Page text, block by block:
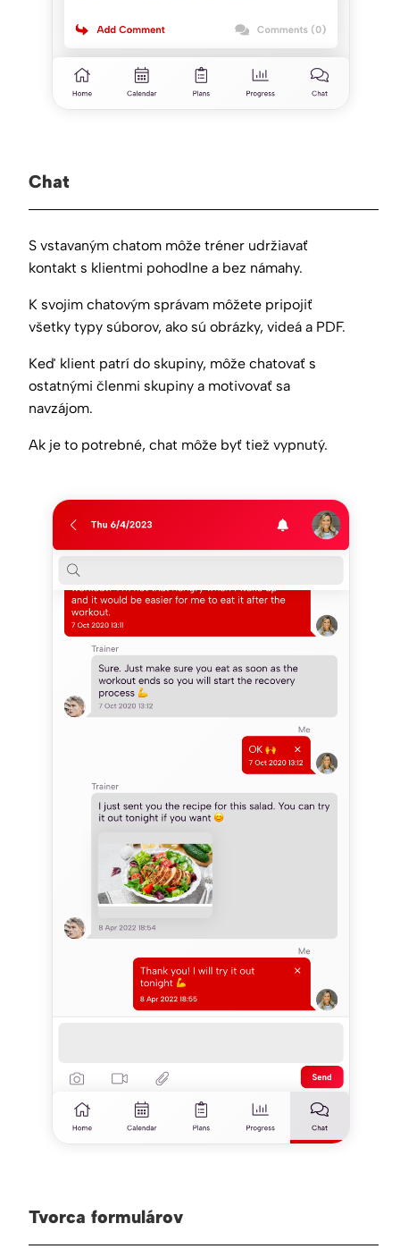
Chat
S vstavaným chatom môže tréner udržiavať
kontakt s klientmi pohodlne a bez námahy.
K svojim chatovým správam môžete pripojiť
všetky typy súborov, ako sú obrázky, videá a PDF.
Keď klient patrí do skupiny, môže chatovať s
ostatnými členmi skupiny a motivovať sa
navzájom.
Ak je to potrebné, chat môže byť tiež vypnutý.
Tvorca formulárov